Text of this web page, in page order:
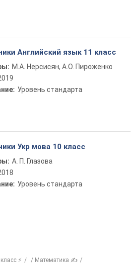
Английский язык 11 класс
М.А. Нерсисян, А.О. Пироженко
Уровень стандарта
Укр мова 10 класс
А. П. Глазова
Уровень стандарта
⚡
Математика ✍